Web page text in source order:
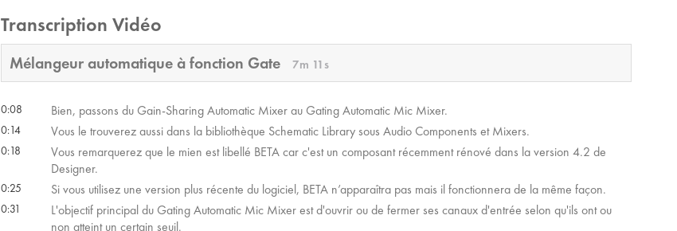
Transcription Vidéo
Mélangeur automatique à fonction Gate 7m 11s
0:08 Bien, passons du Gain-Sharing Automatic Mixer au Gating Automatic Mic Mixer.
0:14 Vous le trouverez aussi dans la bibliothèque Schematic Library sous Audio Components et Mixers.
0:18
Vous remarquerez que le mien est libellé BETA car c'est un composant récemment rénové dans la version 4.2 de
Designer.
0:25 Si vous utilisez une version plus récente du logiciel, BETA n’apparaîtra pas mais il fonctionnera de la même façon.
0:31
L'objectif principal du Gating Automatic Mic Mixer est d'ouvrir ou de fermer ses canaux d'entrée selon qu'ils ont ou
non atteint un certain seuil.